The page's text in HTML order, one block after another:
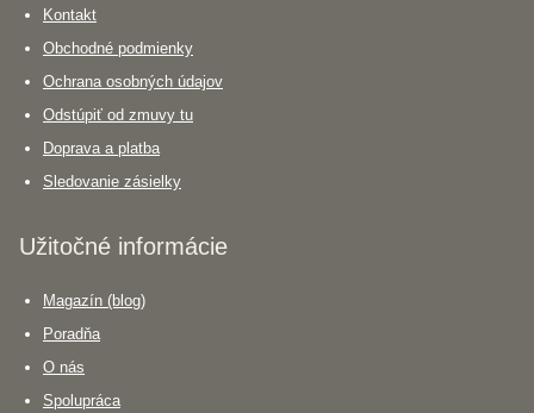
Kontakt
Obchodné podmienky
Ochrana osobných údajov
Odstúpiť od zmuvy tu
Doprava a platba
Sledovanie zásielky
Užitočné informácie
Magazín (blog)
Poradňa
O nás
Spolupráca